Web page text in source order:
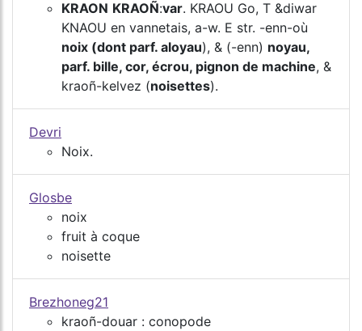
KRAON KRAOÑ:var. KRAOU Go, T &diwar
KNAOU en vannetais, a-w. E str. -enn-où
noix (dont parf. aloyau), & (-enn) noyau,
parf. bille, cor, écrou, pignon de machine, &
kraoñ-kelvez (noisettes).
Devri
Noix.
Glosbe
noix
fruit à coque
noisette
Brezhoneg21
kraoñ-douar : conopode